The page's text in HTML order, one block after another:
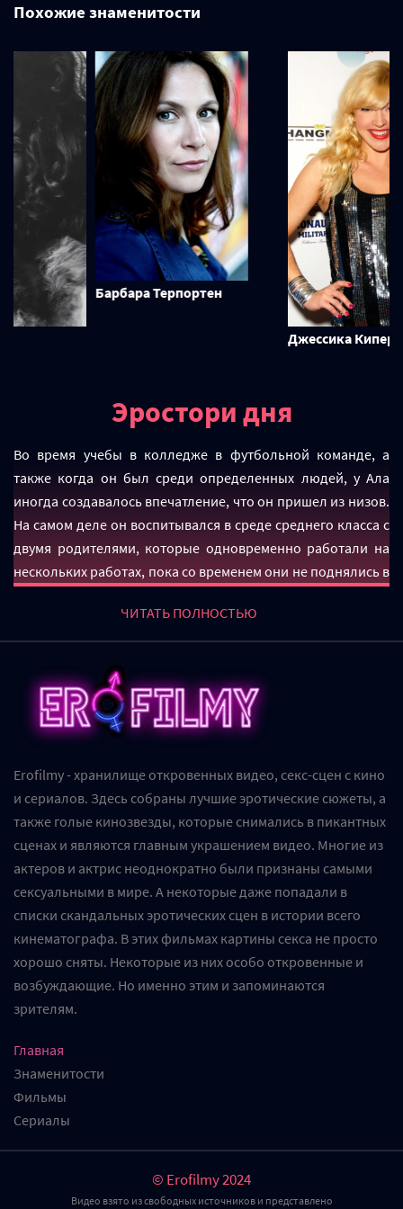
Похожие знаменитости
Барбара Терпортен
Джессика Кипер
Эростори дня
Во время учебы в колледже в футбольной команде, а
также когда он был среди определенных людей, у Ала
иногда создавалось впечатление, что он пришел из низов.
На самом деле он воспитывался в среде среднего класса с
двумя родителями, которые одновременно работали на
нескольких работах, пока со временем они не поднялись в
обосновались в пригороде среднего класса. Так что, хотя
его детство поначалу было немного спартанским, к тому
времени, когда он уехал из дома на стипендию, они жили
очень комфортно. Его мать также содержала все, где они
жили, в безупречной чистоте. Чтобы он мог развеять свои
опасения по поводу трейлера. Никаких клопов или
своим кошельком.Дженна сидела на диване и играла в
видеоигры, когда Брит повела Ала обратно в
единственную спальню. Когда у Бриттани был мужчина,
Дженна спала на диване. Когда ее мама была одинока, как
сейчас, она спала с мамой.Верная своей натуре, Дженна
заметила: “Самое время”, а затем Большому Элу: “Тебе
понравится моя мама. Она хорошо трахается. Совсем как
я.”Большой Эл был немного озадачен этим замечанием.
Казалось, что эта девочка-подросток начала заниматься
сексом, как только достигла совершеннолетия. Ее
невинная внешность была обманчива. Однако Брит,
милый, давай посмотрим, что у тебя есть”, - и начала
целовать его.Тот факт, что дверь закрылась не очень
плотно, оставаясь слегка приоткрытой, ее нисколько не
беспокоил. Эл вспомнил, как Бренда шпионила за ним и
ЧИТАТЬ ПОЛНОСТЬЮ
Erofilmy - хранилище откровенных видео, секс-сцен с кино
и сериалов. Здесь собраны лучшие эротические сюжеты, а
также голые кинозвезды, которые снимались в пикантных
сценах и являются главным украшением видео. Многие из
актеров и актрис неоднократно были признаны самыми
сексуальными в мире. А некоторые даже попадали в
списки скандальных эротических сцен в истории всего
кинематографа. В этих фильмах картины секса не просто
хорошо сняты. Некоторые из них особо откровенные и
возбуждающие. Но именно этим и запоминаются
зрителям.
Главная
Знаменитости
Фильмы
Сериалы
© Erofilmy 2024
Видео взято из свободных источников и представлено